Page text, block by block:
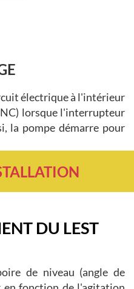
électrique à l'intérieur
lorsque l'interrupteur
la pompe démarre pour
DU LEST
de niveau (angle de